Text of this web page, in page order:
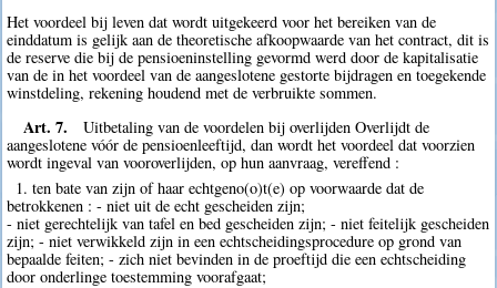
Het voordeel bij leven dat wordt uitgekeerd voor het bereiken van de
einddatum is gelijk aan de theoretische afkoopwaarde van het contract, dit is
de reserve die bij de pensioeninstelling gevormd werd door de kapitalisatie
van de in het voordeel van de aangeslotene gestorte bijdragen en toegekende
winstdeling, rekening houdend met de verbruikte sommen.
Art. 7.
Uitbetaling van de voordelen bij overlijden Overlijdt de
aangeslotene vóór de pensioenleeftijd, dan wordt het voordeel dat voorzien
wordt ingeval van vooroverlijden, op hun aanvraag, vereffend :
1. ten bate van zijn of haar echtgeno(o)t(e) op voorwaarde dat de
betrokkenen : - niet uit de echt gescheiden zijn;
- niet gerechtelijk van tafel en bed gescheiden zijn; - niet feitelijk gescheiden
zijn; - niet verwikkeld zijn in een echtscheidingsprocedure op grond van
bepaalde feiten; - zich niet bevinden in de proeftijd die een echtscheiding
door onderlinge toestemming voorafgaat;